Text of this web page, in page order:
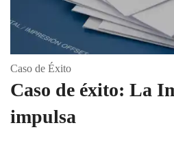
Caso de Éxito
Caso de éxito: La
impulsa